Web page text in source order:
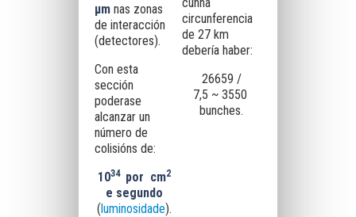
μm nas zonas
de interacción
(detectores).
Con esta
sección
poderase
alcanzar un
número de
colisións de:
1034 por cm2
e segundo
(luminosidade).
circunferencia
de 27 km
debería haber:
26659 /
7,5 ~ 3550
bunches.